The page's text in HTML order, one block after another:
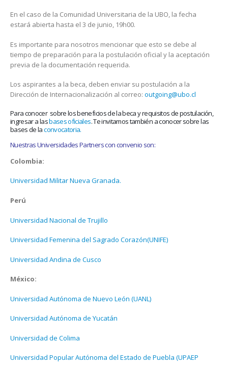
En el caso de la Comunidad Universitaria de la UBO, la fecha
estará abierta hasta el 3 de junio, 19h00.
Es importante para nosotros mencionar que esto se debe al
tiempo de preparación para la postulación oficial y la aceptación
previa de la documentación requerida.
Los aspirantes a la beca, deben enviar su postulación a la
Dirección de Internacionalización al correo: outgoing@ubo.cl
Para conocer sobre los beneficios de la beca y requisitos de postulación,
ingresar a lasbases oficiales. Te invitamos también a conocer sobre las
bases de laconvocatoria.
Nuestras Universidades Partners con convenio son:
Colombia:
Universidad Militar Nueva Granada.
Perú
Universidad Nacional de Trujillo
Universidad Femenina del Sagrado Corazón(UNIFE)
Universidad Andina de Cusco
México:
Universidad Autónoma de Nuevo León (UANL)
Universidad Autónoma de Yucatán
Universidad de Colima
Universidad Popular Autónoma del Estado de Puebla (UPAEP